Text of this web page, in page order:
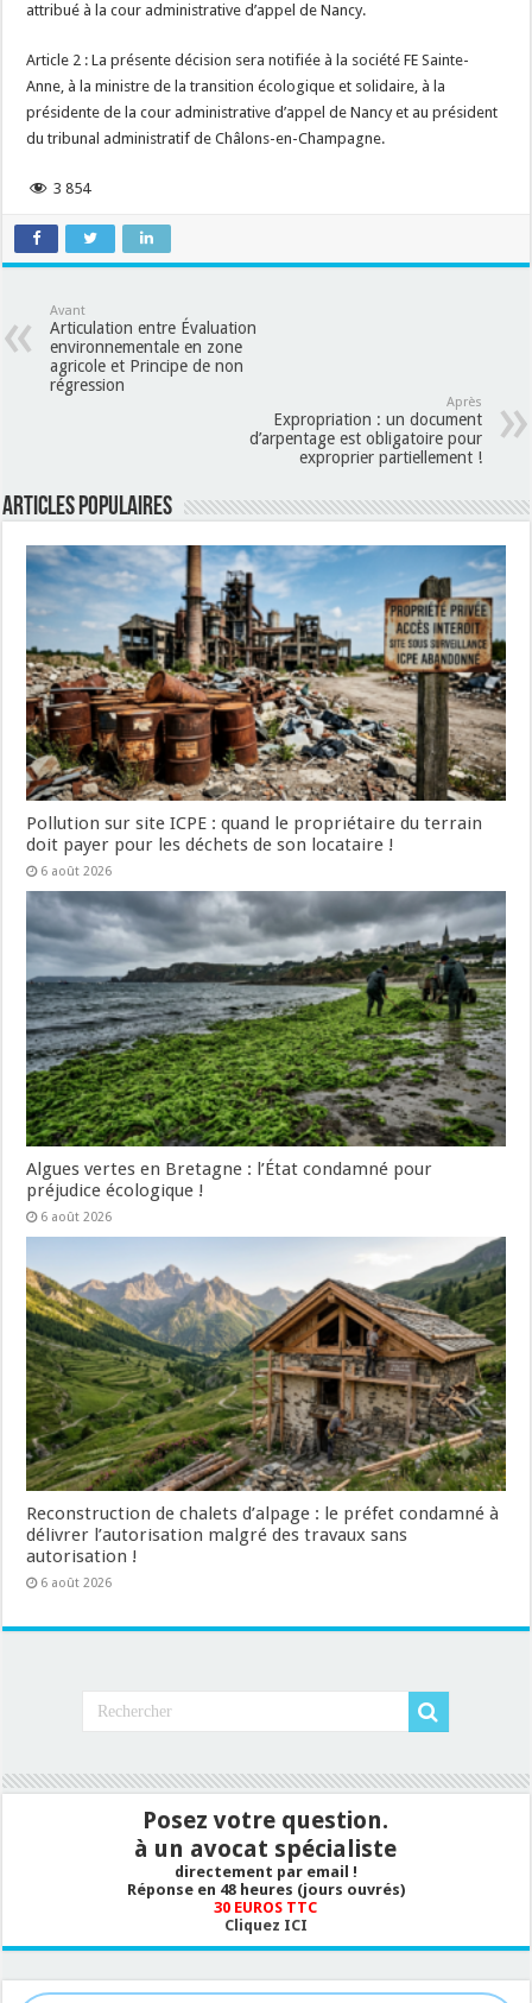
attribué à la cour administrative d’appel de Nancy.
Article 2 : La présente décision sera notifiée à la société FE Sainte-
Anne, à la ministre de la transition écologique et solidaire, à la
présidente de la cour administrative d’appel de Nancy et au président
du tribunal administratif de Châlons-en-Champagne.
3 854
Avant
Articulation entre Évaluation
environnementale en zone
agricole et Principe de non
régression
Après
Expropriation : un document
d’arpentage est obligatoire pour
exproprier partiellement !
Articles populaires
Pollution sur site ICPE : quand le propriétaire du terrain
doit payer pour les déchets de son locataire !
6 août 2026
Algues vertes en Bretagne : l’État condamné pour
préjudice écologique !
6 août 2026
Reconstruction de chalets d’alpage : le préfet condamné à
délivrer l’autorisation malgré des travaux sans
autorisation !
6 août 2026
Posez votre question.
à un avocat spécialiste
directement par email !
Réponse en 48 heures (jours ouvrés)
30 EUROS TTC
Cliquez ICI